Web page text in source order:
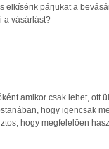
elkísérik párjukat a
a vásárlást?
amikor csak lehet, ott
hogy igencsak
hogy megfelelően